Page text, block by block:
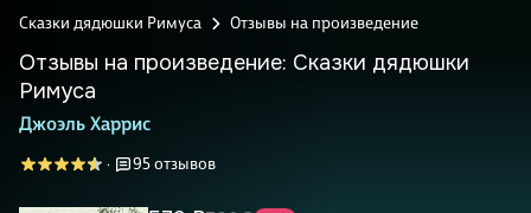
Сказки дядюшки Римуса Отзывы на произведение
Отзывы на произведение: Сказки дядюшки
Римуса
Джоэль Харрис
· 95 отзывов